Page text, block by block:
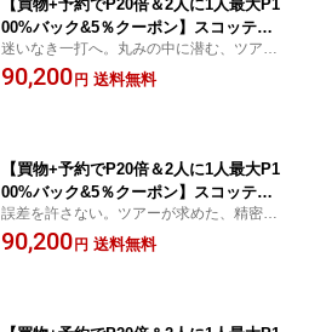
【買物+予約でP20倍＆2人に1人最大P1
00%バック&5％クーポン】スコッティ
キャメロン SCOTTY CAMERON PHAN
TOM 11R OC パター 正規品 ファントム
迷いなき一打へ。丸みの中に潜む、ツアー
の絶対的安定性。
90,200円 送料無料
【買物+予約でP20倍＆2人に1人最大P1
00%バック&5％クーポン】スコッティ
キャメロン SCOTTY CAMERON Studi
o Style Fastback OC パター 正規品 ス
誤差を許さない。ツアーが求めた、精密な
直進性と響き。
90,200円 送料無料